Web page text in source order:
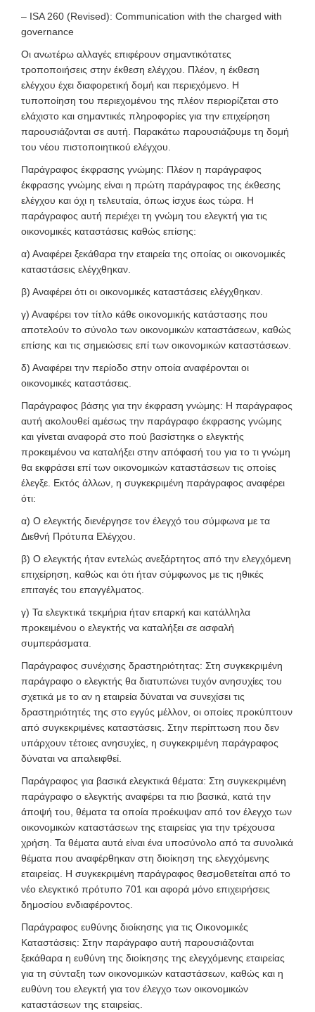
– ISA 260 (Revised): Communication with the charged with
governance
Οι ανωτέρω αλλαγές επιφέρουν σημαντικότατες
τροποποιήσεις στην έκθεση ελέγχου. Πλέον, η έκθεση
ελέγχου έχει διαφορετική δομή και περιεχόμενο. Η
τυποποίηση του περιεχομένου της πλέον περιορίζεται στο
ελάχιστο και σημαντικές πληροφορίες για την επιχείρηση
παρουσιάζονται σε αυτή. Παρακάτω παρουσιάζουμε τη δομή
του νέου πιστοποιητικού ελέγχου.
Παράγραφος έκφρασης γνώμης: Πλέον η παράγραφος
έκφρασης γνώμης είναι η πρώτη παράγραφος της έκθεσης
ελέγχου και όχι η τελευταία, όπως ίσχυε έως τώρα. Η
παράγραφος αυτή περιέχει τη γνώμη του ελεγκτή για τις
οικονομικές καταστάσεις καθώς επίσης:
α) Αναφέρει ξεκάθαρα την εταιρεία της οποίας οι οικονομικές
καταστάσεις ελέγχθηκαν.
β) Αναφέρει ότι οι οικονομικές καταστάσεις ελέγχθηκαν.
γ) Αναφέρει τον τίτλο κάθε οικονομικής κατάστασης που
αποτελούν το σύνολο των οικονομικών καταστάσεων, καθώς
επίσης και τις σημειώσεις επί των οικονομικών καταστάσεων.
δ) Αναφέρει την περίοδο στην οποία αναφέρονται οι
οικονομικές καταστάσεις.
Παράγραφος βάσης για την έκφραση γνώμης: Η παράγραφος
αυτή ακολουθεί αμέσως την παράγραφο έκφρασης γνώμης
και γίνεται αναφορά στο πού βασίστηκε ο ελεγκτής
προκειμένου να καταλήξει στην απόφασή του για το τι γνώμη
θα εκφράσει επί των οικονομικών καταστάσεων τις οποίες
έλεγξε. Εκτός άλλων, η συγκεκριμένη παράγραφος αναφέρει
ότι:
α) Ο ελεγκτής διενέργησε τον έλεγχό του σύμφωνα με τα
Διεθνή Πρότυπα Ελέγχου.
β) Ο ελεγκτής ήταν εντελώς ανεξάρτητος από την ελεγχόμενη
επιχείρηση, καθώς και ότι ήταν σύμφωνος με τις ηθικές
επιταγές του επαγγέλματος.
γ) Τα ελεγκτικά τεκμήρια ήταν επαρκή και κατάλληλα
προκειμένου ο ελεγκτής να καταλήξει σε ασφαλή
συμπεράσματα.
Παράγραφος συνέχισης δραστηριότητας: Στη συγκεκριμένη
παράγραφο ο ελεγκτής θα διατυπώνει τυχόν ανησυχίες του
σχετικά με το αν η εταιρεία δύναται να συνεχίσει τις
δραστηριότητές της στο εγγύς μέλλον, οι οποίες προκύπτουν
από συγκεκριμένες καταστάσεις. Στην περίπτωση που δεν
υπάρχουν τέτοιες ανησυχίες, η συγκεκριμένη παράγραφος
δύναται να απαλειφθεί.
Παράγραφος για βασικά ελεγκτικά θέματα: Στη συγκεκριμένη
παράγραφο ο ελεγκτής αναφέρει τα πιο βασικά, κατά την
άποψή του, θέματα τα οποία προέκυψαν από τον έλεγχο των
οικονομικών καταστάσεων της εταιρείας για την τρέχουσα
χρήση. Τα θέματα αυτά είναι ένα υποσύνολο από τα συνολικά
θέματα που αναφέρθηκαν στη διοίκηση της ελεγχόμενης
εταιρείας. Η συγκεκριμένη παράγραφος θεσμοθετείται από το
νέο ελεγκτικό πρότυπο 701 και αφορά μόνο επιχειρήσεις
δημοσίου ενδιαφέροντος.
Παράγραφος ευθύνης διοίκησης για τις Οικονομικές
Καταστάσεις: Στην παράγραφο αυτή παρουσιάζονται
ξεκάθαρα η ευθύνη της διοίκησης της ελεγχόμενης εταιρείας
για τη σύνταξη των οικονομικών καταστάσεων, καθώς και η
ευθύνη του ελεγκτή για τον έλεγχο των οικονομικών
καταστάσεων της εταιρείας.